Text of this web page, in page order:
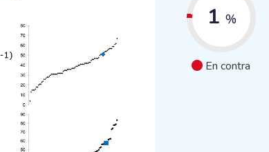
1 %
En contra